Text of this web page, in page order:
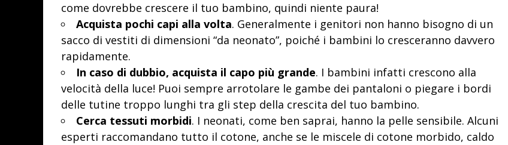
come dovrebbe crescere il tuo bambino, quindi niente paura!
Acquista pochi capi alla volta. Generalmente i genitori non hanno bisogno di un
sacco di vestiti di dimensioni “da neonato”, poiché i bambini lo cresceranno davvero
rapidamente.
In caso di dubbio, acquista il capo più grande. I bambini infatti crescono alla
velocità della luce! Puoi sempre arrotolare le gambe dei pantaloni o piegare i bordi
delle tutine troppo lunghi tra gli step della crescita del tuo bambino.
Cerca tessuti morbidi. I neonati, come ben saprai, hanno la pelle sensibile. Alcuni
esperti raccomandano tutto il cotone, anche se le miscele di cotone morbido, caldo